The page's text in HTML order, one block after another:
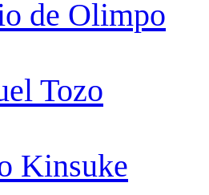
de Olimpo
Tozo
Kinsuke